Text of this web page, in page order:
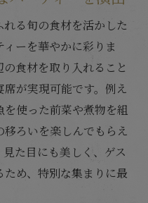
る旬の食材を活かした
ーを華やかに彩りま
食材を取り入れること
が実現可能です。例え
使った前菜や煮物を組
ろいを楽しんでもらえ
た目にも美しく、ゲス
ため、特別な集まりに最